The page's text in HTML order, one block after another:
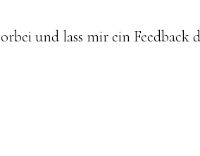
und lass mir ein Feedback